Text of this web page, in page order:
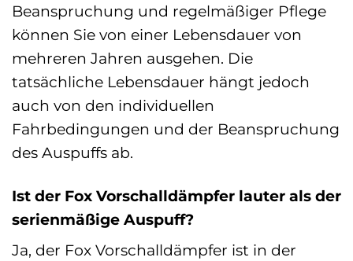
Beanspruchung und regelmäßiger Pflege
können Sie von einer Lebensdauer von
mehreren Jahren ausgehen. Die
tatsächliche Lebensdauer hängt jedoch
auch von den individuellen
Fahrbedingungen und der Beanspruchung
des Auspuffs ab.
Ist der Fox Vorschalldämpfer lauter als der
serienmäßige Auspuff?
Ja, der Fox Vorschalldämpfer ist in der